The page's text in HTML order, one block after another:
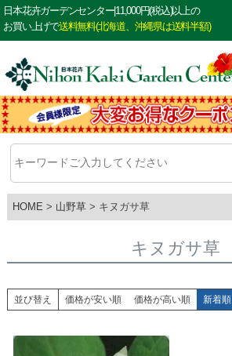
日本花卉ガーデンセンター|11,000円(税込)以上の
お買い上げで送料無料(北海道、沖縄県は送料半額)
HOME 山野草 キヌガサ草
キヌガサ草
並び替え 価格が安い順 価格が高い順 新着順